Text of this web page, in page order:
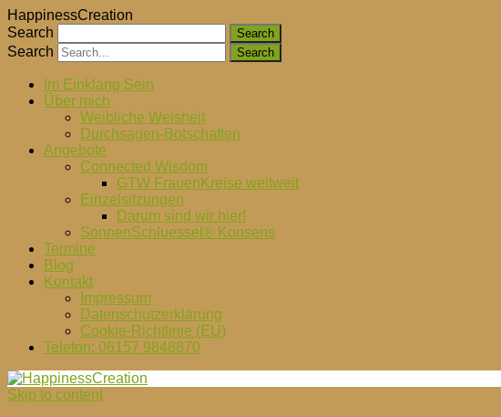
HappinessCreation
Search
Search
Im Einklang Sein
Über mich
Weibliche Weisheit
Durchsagen-Botschaften
Angebote
Connected Wisdom
GTW FrauenKreise weltweit
Einzelsitzungen
Darum sind wir hier!
SonnenSchluessel® Konsens
Termine
Blog
Kontakt
Impressum
Datenschutzerklärung
Cookie-Richtlinie (EU)
Telefon: 06157 9848870
Skip to content